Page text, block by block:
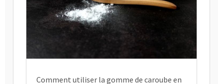
Comment utiliser la gomme de caroube en